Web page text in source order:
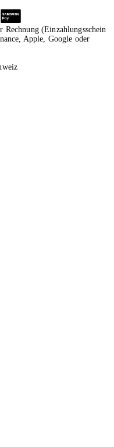
Rechnung (Einzahlungsschein
Apple, Google oder